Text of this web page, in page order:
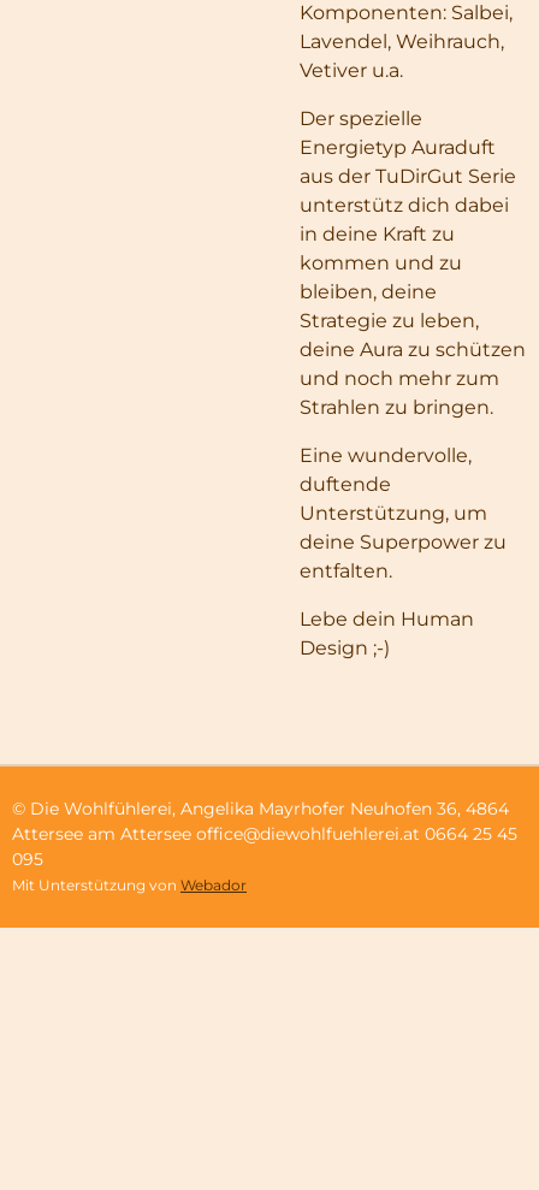
Komponenten: Salbei,
Lavendel, Weihrauch,
Vetiver u.a.
Der spezielle
Energietyp Auraduft
aus der TuDirGut Serie
unterstütz dich dabei
in deine Kraft zu
kommen und zu
bleiben, deine
Strategie zu leben,
deine Aura zu schützen
und noch mehr zum
Strahlen zu bringen.
Eine wundervolle,
duftende
Unterstützung, um
deine Superpower zu
entfalten.
Lebe dein Human
Design ;-)
© Die Wohlfühlerei, Angelika Mayrhofer Neuhofen 36, 4864
Attersee am Attersee office@diewohlfuehlerei.at 0664 25 45
095
Mit Unterstützung von Webador